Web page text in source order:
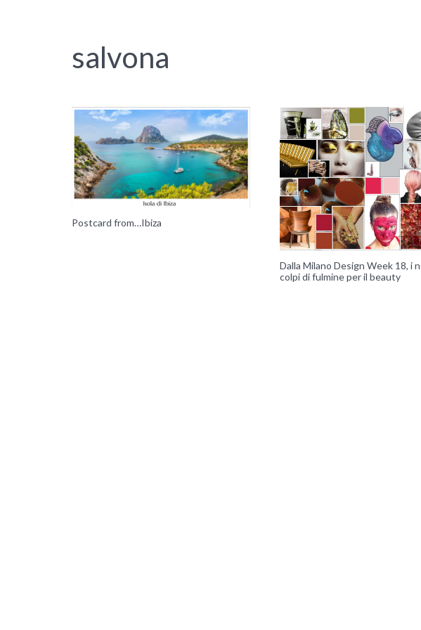
salvona
Postcard from…Ibiza
Dalla Milano Design Week 18, i
colpi di fulmine per il beauty